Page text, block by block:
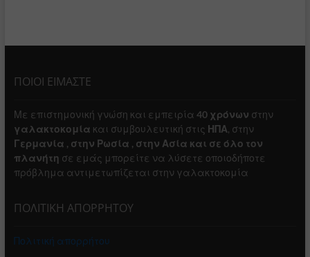
ΠΟΙΟΙ ΕΙΜΑΣΤΕ
Με επιστημονική γνώση και εμπειρία 40 χρόνων στην
γαλακτοκομία και συμβουλευτική στις ΗΠΑ, στην
Γερμανία , στην Ρωσία , στην Ασία και σε όλο τον
πλανήτη σε εμάς μπορείτε να λύσετε οποιοδήποτε
πρόβλημα αντιμετωπίζεται στην γαλακτοκομία
ΠΟΛΙΤΙΚΗ ΑΠΟΡΡΗΤΟΥ
Πολιτική απορρήτου